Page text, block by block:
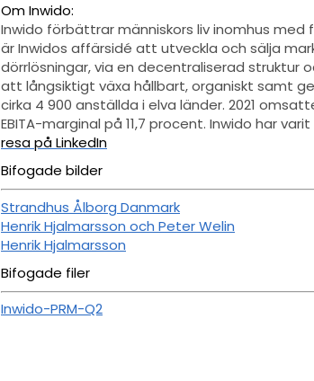
Om Inwido:
Inwido förbättrar människors liv inomhus
är Inwidos affärsidé att utveckla och sälja
dörrlösningar, via en decentraliserad struktur
att långsiktigt växa hållbart, organiskt samt
cirka 4 900 anställda i elva länder. 2021
EBITA-marginal på 11,7 procent. Inwido har
resa på LinkedIn
Bifogade bilder
Strandhus Ålborg Danmark
Henrik Hjalmarsson och Peter Welin
Henrik Hjalmarsson
Bifogade filer
Inwido-PRM-Q2